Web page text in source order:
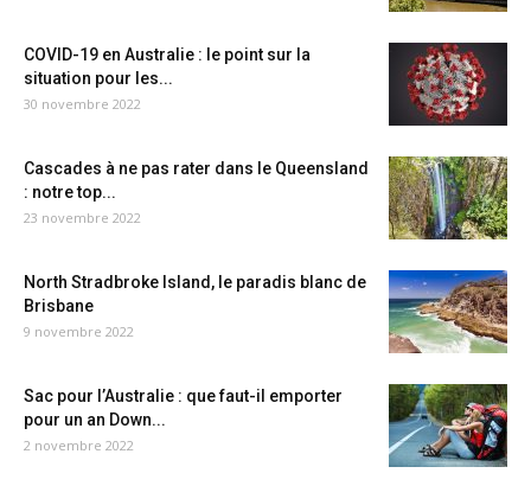
COVID-19 en Australie : le point sur la
situation pour les...
30 novembre 2022
Cascades à ne pas rater dans le Queensland
: notre top...
23 novembre 2022
North Stradbroke Island, le paradis blanc de
Brisbane
9 novembre 2022
Sac pour l’Australie : que faut-il emporter
pour un an Down...
2 novembre 2022